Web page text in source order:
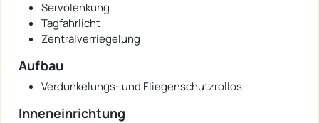
Servolenkung
Tagfahrlicht
Zentralverriegelung
Aufbau
Verdunkelungs- und Fliegenschutzrollos
Inneneinrichtung